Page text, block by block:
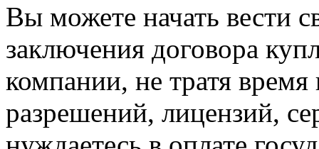
Вы можете начать вести
заключения договора
компании, не тратя
разрешений, лицензий,